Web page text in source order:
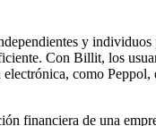
y
Con Billit, los
como Peppol,
financiera de una